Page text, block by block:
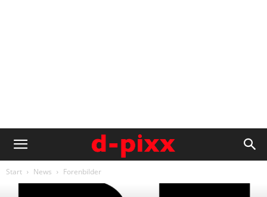
Start News Forenbilder